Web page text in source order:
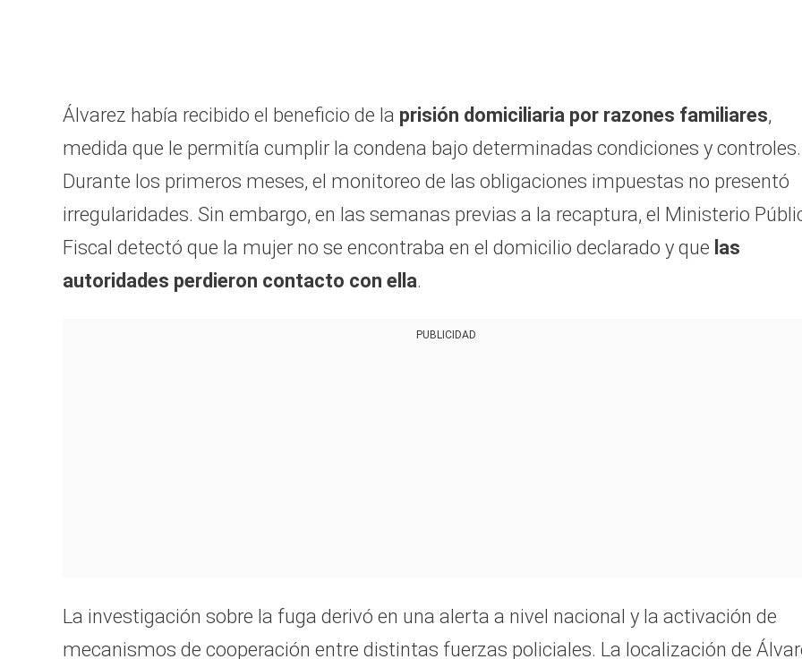
Álvarez había recibido el beneficio de la prisión domiciliaria por razones familiares,
medida que le permitía cumplir la condena bajo determinadas condiciones y controles.
Durante los primeros meses, el monitoreo de las obligaciones impuestas no presentó
irregularidades. Sin embargo, en las semanas previas a la recaptura, el Ministerio
Fiscal detectó que la mujer no se encontraba en el domicilio declarado y que las
autoridades perdieron contacto con ella.
PUBLICIDAD
La investigación sobre la fuga derivó en una alerta a nivel nacional y la activación de
mecanismos de cooperación entre distintas fuerzas policiales. La localización de